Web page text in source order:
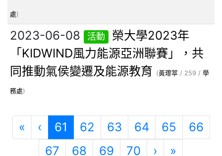
處)
2023-06-08 活動
榮大學2023年
「KIDWIND風力能源亞洲聯賽」，共
同推動氣侯變遷及能源教育 (黃瓈葶 / 259 / 學
務處)
« 第一頁
‹ 上一頁
61 (目前頁次)
62 63 64 65
66
67
68 69 70 › 下一頁
»